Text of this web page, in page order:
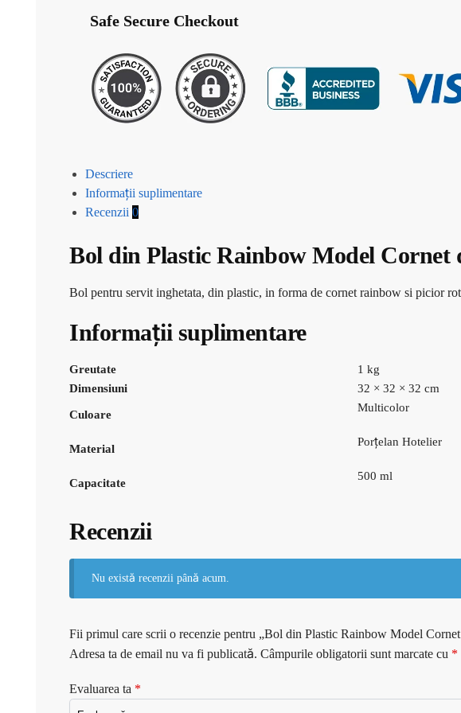
Safe Secure Checkout
Descriere
Informații suplimentare
Recenzii 0
Bol din Plastic Rainbow Model Cornet
Bol pentru servit inghetata, din plastic, in forma de cornet rainbow si picior
Informații suplimentare
Greutate
1 kg
Dimensiuni
32 × 32 × 32 cm
Culoare
Multicolor
Material
Porțelan Hotelier
Capacitate
500 ml
Recenzii
Nu există recenzii până acum.
Fii primul care scrii o recenzie pentru „Bol din Plastic Rainbow Model
Adresa ta de email nu va fi publicată. Câmpurile obligatorii sunt marcate cu *
Evaluarea ta *